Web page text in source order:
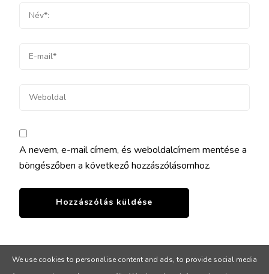
A nevem, e-mail címem, és weboldalcímem mentése a
böngészőben a következő hozzászólásomhoz.
We use cookies to personalise content and ads, to provide social media